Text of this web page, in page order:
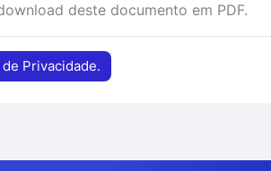
deste documento em PDF.
Privacidade.